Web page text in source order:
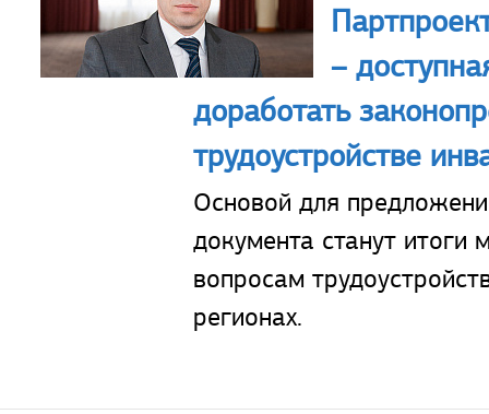
–
доработать
трудоустройстве
Основой для
документа станут итоги
вопросам
регионах.